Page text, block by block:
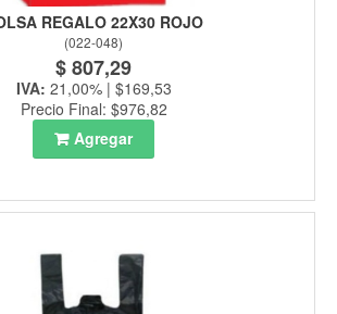
REGALO 22X30 ROJO
(022-048)
$ 807,29
IVA: 21,00% | $169,53
Precio Final: $976,82
Agregar